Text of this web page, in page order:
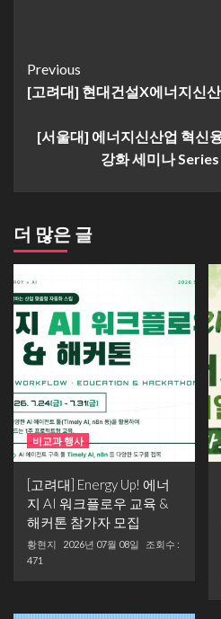
Continue
Reading
Previous
[고려대] 현대건설X에너지신
[서울대] 에너지신산업 혁신
강화 세미나 Series
더 많은 글
비교과 행사
[고려대] Energy Up! 에너
지 AI 워크플로우 교육 &
해커톤 참가자 모집
황현지 2026년 07월 08일
조회수 :
471